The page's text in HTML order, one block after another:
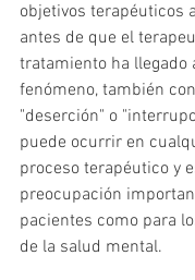
objetivos terapéuticos
antes de que el
tratamiento ha llegado
fenómeno, también
"deserción" o
puede ocurrir en
proceso terapéutico y
preocupación
pacientes como para
de la salud mental.